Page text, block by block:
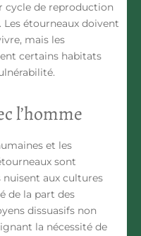
cycle de reproduction
étourneaux doivent
mais les
certains habitats
l’homme
et les
sont
nuisent aux cultures
de la part des
dissuasifs non
la nécessité de